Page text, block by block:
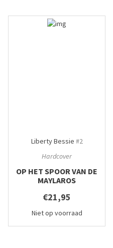
Liberty Bessie #2
Hardcover
OP HET SPOOR VAN DE
MAYLAROS
€21,95
Niet op voorraad